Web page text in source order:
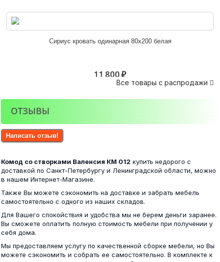
Комод Стандарт №6 NEW венге/лоредо
Сириус кровать одинарная 80х200 белая
11 800 ₽
Кровать с ящиками Стандарт 1200 венге
14 300 ₽
Прихожая НИКА В500 Вешалка шимо
2 500 ₽
Все товары с распродажи 
ОТЗЫВЫ
Написать отзыв!
Комод со створками Валенсия КМ 012 купить недорого с
доставкой по Санкт-Петербургу и Ленинградской области, можно
в нашем Интернет-Магазине.
Также Вы можете сэкономить на доставке и забрать мебель
самостоятельно с одного из наших складов.
Для Вашего спокойствия и удобства мы не берем деньги заранее.
Вы сможете оплатить полную стоимость мебели при получении у
себя дома.
Мы предоставляем услугу по качественной сборке мебели, но Вы
можете сэкономить и собрать ее самостоятельно. В комплекте к